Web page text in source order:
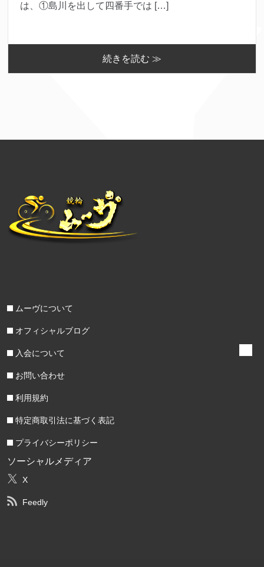
は、①島川を出して四番手では […]
続きを読む ≫
ムーヴについて
オフィシャルブログ
入会について
お問い合わせ
利用規約
特定商取引法に基づく表記
プライバシーポリシー
ソーシャルメディア
X
Feedly